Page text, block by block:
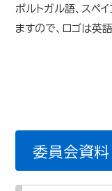
ポルトガル語、スペ
ますので、ロゴは英
委員会資料